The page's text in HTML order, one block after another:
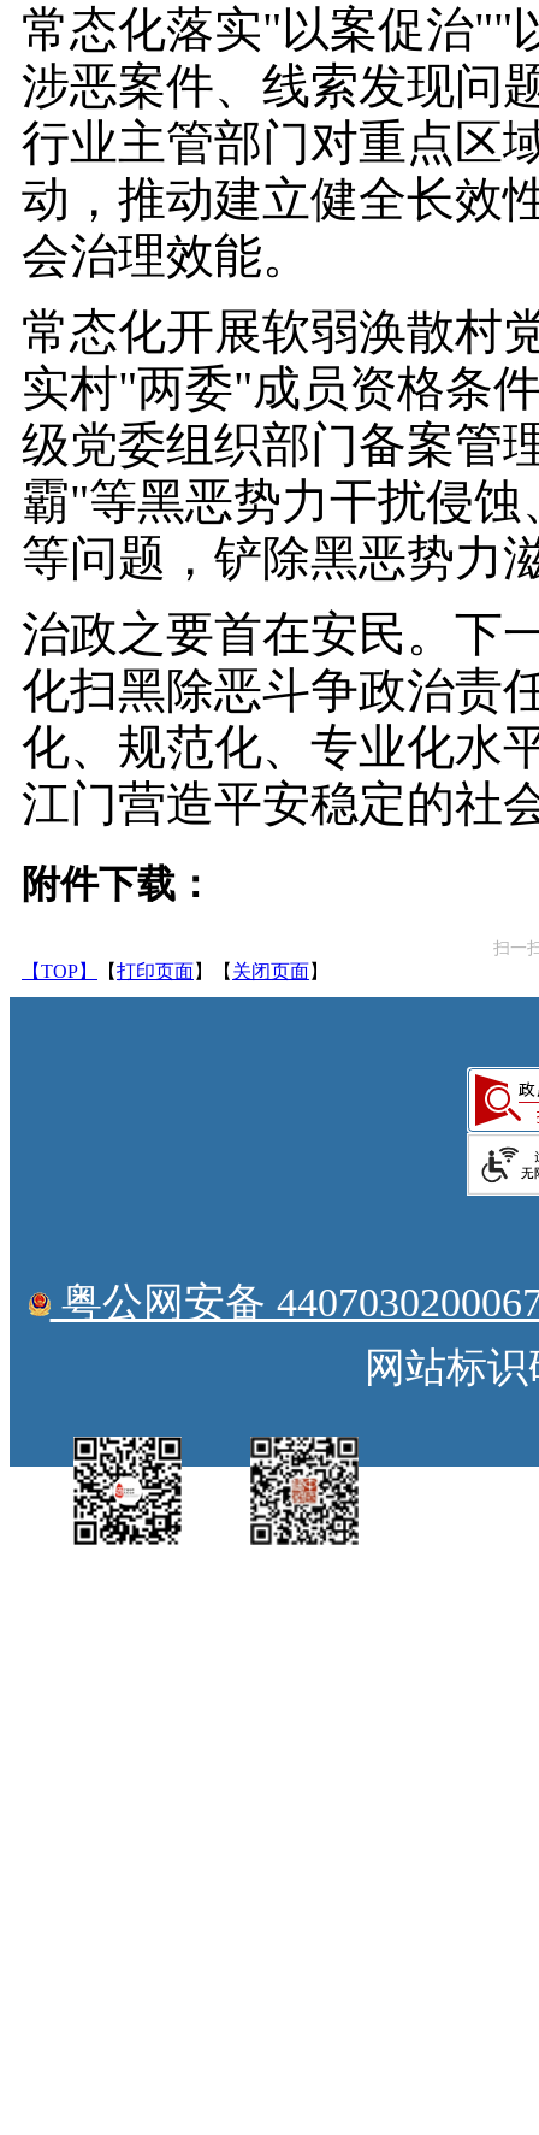
常态化落实"以案促治""
涉恶案件、线索发现问
行业主管部门对重点区
动，推动建立健全长效
会治理效能。
常态化开展软弱涣散村
实村"两委"成员资格条
级党委组织部门备案管
霸"等黑恶势力干扰侵
等问题，铲除黑恶势力
治政之要首在安民。下
化扫黑除恶斗争政治责
化、规范化、专业化水
江门营造平安稳定的社
附件下载：
扫一
【TOP】 【打印页面】【 关闭页面】
粤公网安备
网站标识